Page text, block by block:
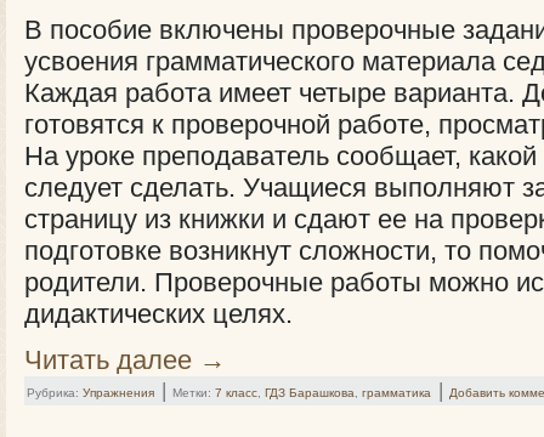
В пособие включены проверочные
усвоения грамматического материала
Каждая работа имеет четыре варианта.
готовятся к проверочной работе,
На уроке преподаватель сообщает,
следует сделать. Учащиеся выполняют
страницу из книжки и сдают ее на
подготовке возникнут сложности, то
родители. Проверочные работы можно
дидактических целях.
Читать далее →
Рубрика: Упражнения | Метки: 7 класс ГДЗ Барашкова грамматика | Добавить